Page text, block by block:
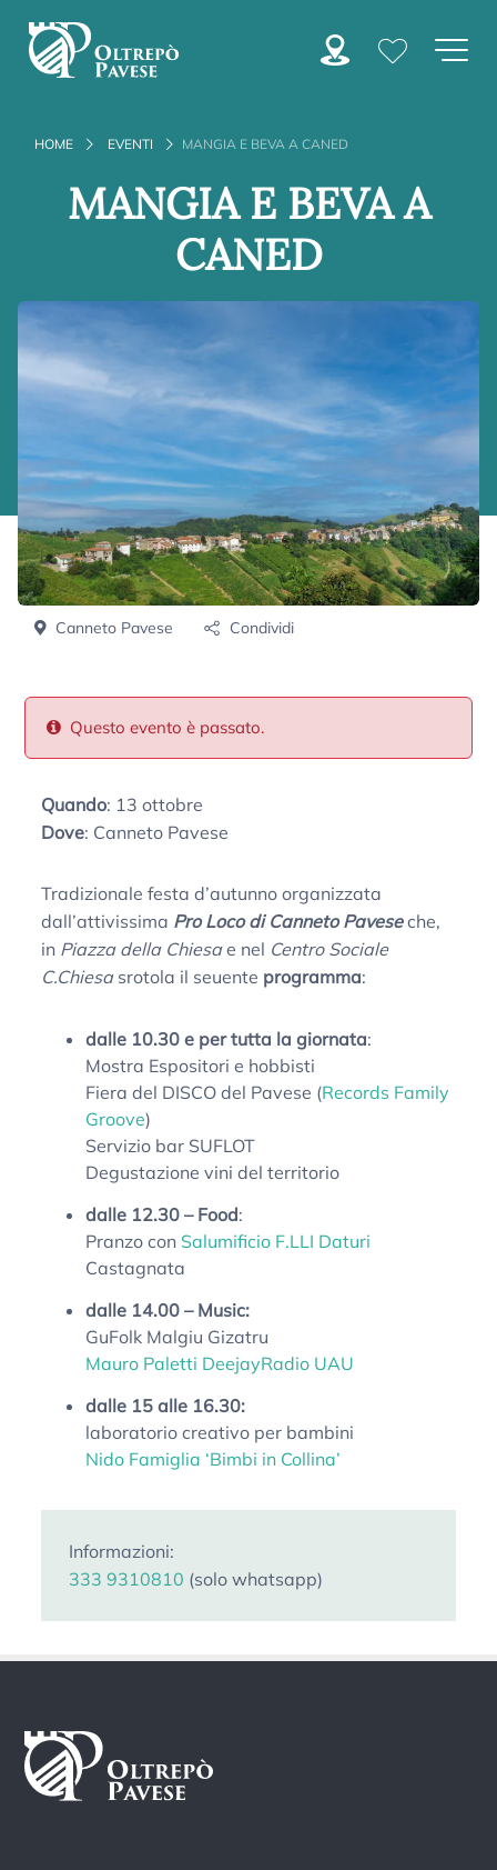
HOME EVENTI MANGIA E BEVA A CANED
MANGIA E BEVA A
CANED
Canneto Pavese Condividi
Questo evento è passato.
Quando: 13 ottobre
Dove: Canneto Pavese
Tradizionale festa d’autunno organizzata
dall’attivissima Pro Loco di Canneto Paveseche,
in Piazza della Chiesae nel Centro Sociale
C.Chiesasrotola il seuente programma:
dalle 10.30 e per tutta la giornata:
Mostra Espositori e hobbisti
Fiera del DISCO del Pavese (Records Family
Groove)
Servizio bar SUFLOT
Degustazione vini del territorio
dalle 12.30 – Food:
Pranzo con Salumificio F.LLI Daturi
Castagnata
dalle 14.00 – Music:
GuFolk Malgiu Gizatru
Mauro Paletti DeejayRadio UAU
dalle 15 alle 16.30:
laboratorio creativo per bambini
Nido Famiglia ‘Bimbi in Collina’
Informazioni:
333 9310810 (solo whatsapp)